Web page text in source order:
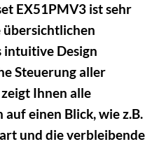
EX51PMV3 ist sehr
übersichtlichen
intuitive Design
Steuerung aller
Ihnen alle
einen Blick, wie z.B.
und die verbleibende